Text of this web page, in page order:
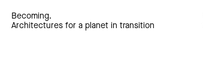
Becoming.
Architectures for a planet in transition